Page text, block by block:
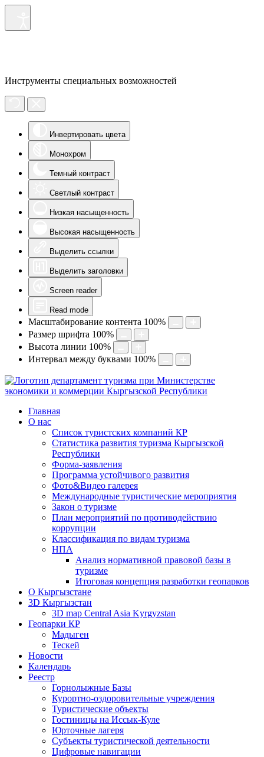
Инструменты специальных возможностей
Инвертировать цвета
Монохром
Темный контраст
Светлый контраст
Низкая насыщенность
Высокая насыщенность
Выделить ссылки
Выделить заголовки
Screen reader
Read mode
Масштабирование контента 100%
Размер шрифта 100%
Высота линии 100%
Интервал между буквами 100%
Главная
О нас
Список туристских компаний КР
Статистика развития туризма Кыргызской
Республики
Форма-заявления
Программа устойчивого развития
Фото&Видео галерея
Международные туристические мероприятия
Закон о туризме
План мероприятий по противодействию
коррупции
Классификация по видам туризма
НПА
Анализ нормативной правовой базы в
туризме
Итоговая концепция разработки геопарков
О Кыргызстане
3D Кыргызстан
3D map Central Asia Kyrgyzstan
Геопарки КР
Мадыген
Тескей
Новости
Календарь
Реестр
Горнолыжные Базы
Курортно-оздоровительные учреждения
Туристические объекты
Гостиницы на Иссык-Куле
Юрточные лагеря
Cубъекты туристической деятельности
Цифровые навигации